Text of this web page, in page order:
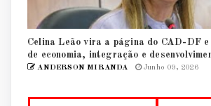
Celina Leão vira a página do CAD-DF e
de economia, integração e
ANDERSON MIRANDA Junho 09, 2026